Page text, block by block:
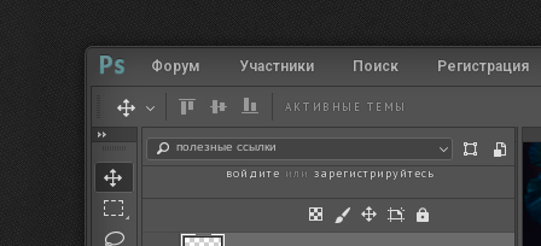
полезные ссылки
Форум Участники Поиск Регистрация
АКТИВНЫЕ ТЕМЫ
войдите или зарегистрируйтесь